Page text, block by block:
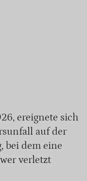
ereignete sich
auf der
bei dem eine
verletzt